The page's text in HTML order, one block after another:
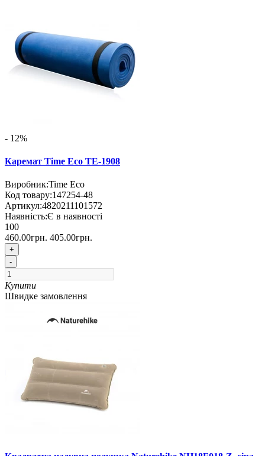
- 12%
Каремат Time Eco ТЕ-1908
Виробник:Time Eco
Код товару:147254-48
Артикул:4820211101572
Наявність:Є в наявності
100
460.00грн. 405.00грн.
+
-
Купити
Швидке замовлення